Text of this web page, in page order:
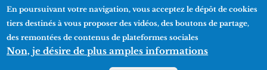
Contactez-nous Mentions légales Plan du site
En poursuivant votre navigation, vous acceptez le dépôt de cookies
tiers destinés à vous proposer des vidéos, des boutons de partage,
des remontées de contenus de plateformes sociales
Non, je désire de plus amples informations